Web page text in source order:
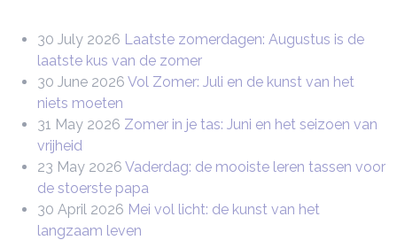
30 July 2026 Laatste zomerdagen: Augustus is de
laatste kus van de zomer
30 June 2026 Vol Zomer: Juli en de kunst van het
niets moeten
31 May 2026 Zomer in je tas: Juni en het seizoen van
vrijheid
23 May 2026 Vaderdag: de mooiste leren tassen voor
de stoerste papa
30 April 2026 Mei vol licht: de kunst van het
langzaam leven